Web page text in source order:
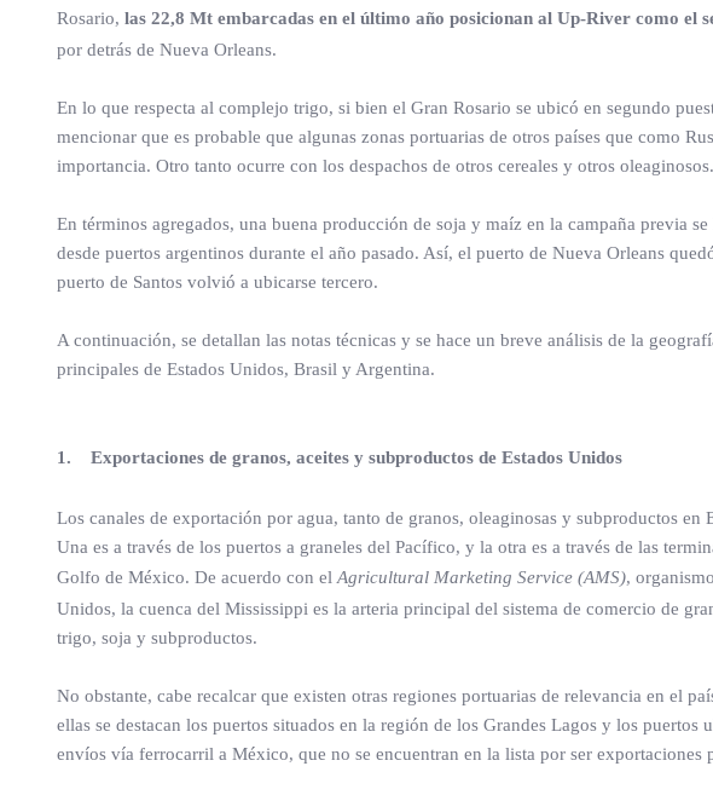
Rosario, las 22,8 Mt embarcadas en el último año posicionan al Up-River como el
por detrás de Nueva Orleans.
En lo que respecta al complejo trigo, si bien el Gran Rosario se ubicó en segundo
mencionar que es probable que algunas zonas portuarias de otros países que como
importancia. Otro tanto ocurre con los despachos de otros cereales y otros oleaginosos.
En términos agregados, una buena producción de soja y maíz en la campaña previa
desde puertos argentinos durante el año pasado. Así, el puerto de Nueva Orleans
puerto de Santos volvió a ubicarse tercero.
A continuación, se detallan las notas técnicas y se hace un breve análisis de la
principales de Estados Unidos, Brasil y Argentina.
1. Exportaciones de granos, aceites y subproductos de Estados Unidos
Los canales de exportación por agua, tanto de granos, oleaginosas y subproductos
Una es a través de los puertos a graneles del Pacífico, y la otra es a través de las
Golfo de México. De acuerdo con el Agricultural Marketing Service (AMS),
Unidos, la cuenca del Mississippi es la arteria principal del sistema de comercio de
trigo, soja y subproductos.
No obstante, cabe recalcar que existen otras regiones portuarias de relevancia en el
ellas se destacan los puertos situados en la región de los Grandes Lagos y los
envíos vía ferrocarril a México, que no se encuentran en la lista por ser exportaciones